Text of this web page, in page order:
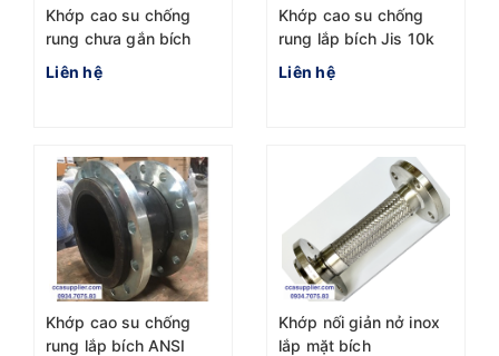
Khớp cao su chống
rung chưa gắn bích
Liên hệ
Khớp cao su chống
rung lắp bích Jis 10k
Liên hệ
Khớp cao su chống
rung lắp bích ANSI
Khớp nối giản nở inox
lắp mặt bích